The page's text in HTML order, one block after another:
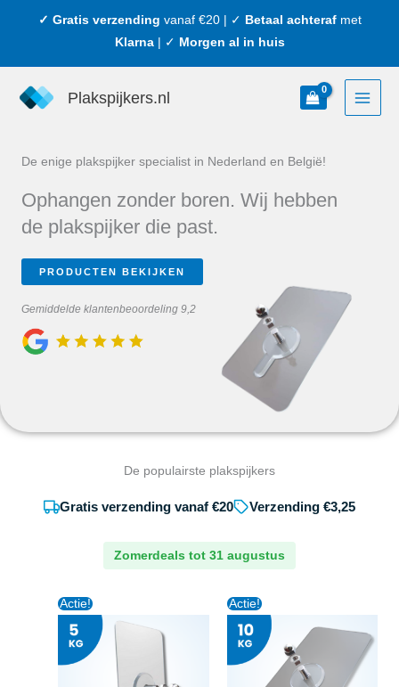
✓ Gratis verzending vanaf €20 | ✓ Betaal achterafmet
Klarna| ✓ Morgen al in huis
Plakspijkers.nl
De enige plakspijker specialist in Nederland en België!
Ophangen zonder boren. Wij hebben
de plakspijker die past.
PRODUCTEN BEKIJKEN
Gemiddelde klantenbeoordeling 9,2
De populairste plakspijkers
Gratis verzending vanaf €20 Verzending €3,25
Zomerdeals tot 31 augustus
Actie!Oorspronkelijke
prijs
was:
€5,95.€4,95.
Actie!Oorspronkelijke
prijs
was:
€6,75.
€5,45.